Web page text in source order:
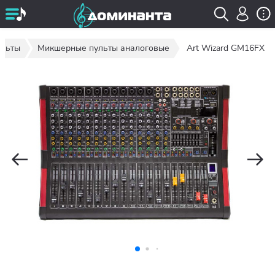
Микшерные пульты аналоговые Art Wizard GM16FX